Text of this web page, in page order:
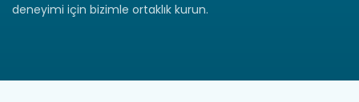
deneyimi için bizimle ortaklık kurun.